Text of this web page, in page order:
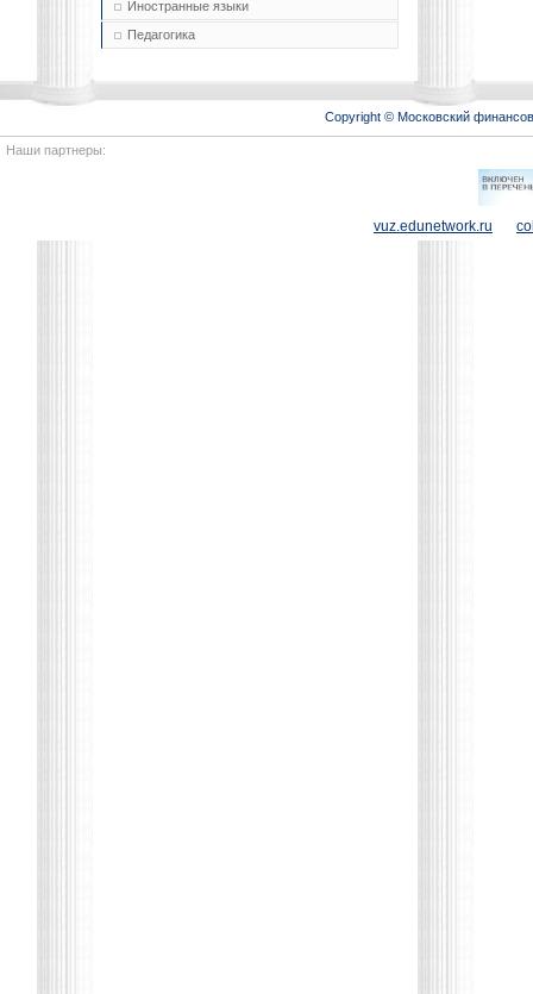
Иностранные языки
Педагогика
Copyright © Московский
Наши партнеры:
vuz.edunetwork.ru